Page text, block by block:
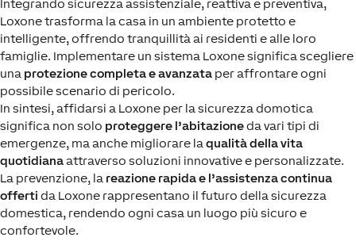
Integrando sicurezza assistenziale, reattiva e preventiva,
Loxone trasforma la casa in un ambiente protetto e
intelligente, offrendo tranquillità ai residenti e alle loro
famiglie. Implementare un sistema Loxone significa scegliere
una protezione completa e avanzata per affrontare ogni
possibile scenario di pericolo.
In sintesi, affidarsi a Loxone per la sicurezza domotica
significa non solo proteggere l’abitazioneda vari tipi di
emergenze, ma anche migliorare la qualità della vita
quotidianaattraverso soluzioni innovative e personalizzate.
La prevenzione, la reazione rapida e l’assistenza continua
offerti da Loxone rappresentano il futuro della sicurezza
domestica, rendendo ogni casa un luogo più sicuro e
confortevole.